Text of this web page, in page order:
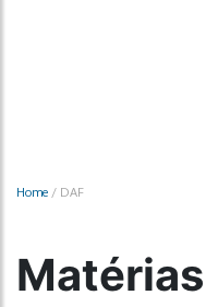
Home / DAF
Matérias